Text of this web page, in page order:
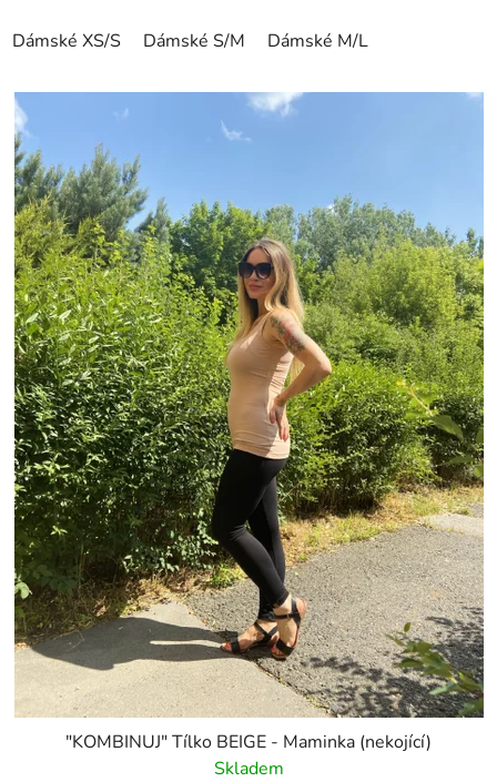
Dámské XS/S Dámské S/M Dámské M/L
"KOMBINUJ" Tílko BEIGE - Maminka (nekojící)
Skladem